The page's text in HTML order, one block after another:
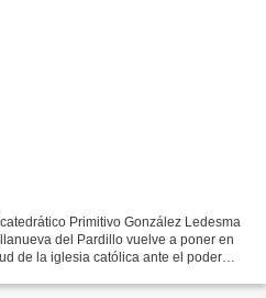
Primitivo González Ledesma
del Pardillo vuelve a poner en
de la iglesia católica ante el poder